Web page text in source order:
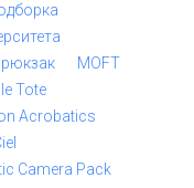
MOFT
Tote
Acrobatics
Camera Pack